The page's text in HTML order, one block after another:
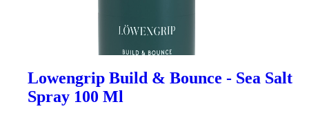
Lowengrip Build & Bounce - Sea Salt
Spray 100 Ml